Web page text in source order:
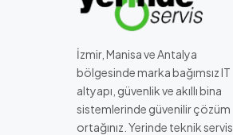
İzmir, Manisa ve Antalya
bölgesinde marka bağımsız IT
altyapı, güvenlik ve akıllı bina
sistemlerinde güvenilir çözüm
ortağınız. Yerinde teknik servis